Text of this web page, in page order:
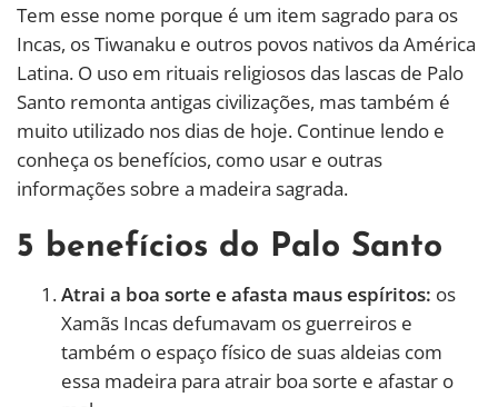
Tem esse nome porque é um item sagrado para os
Incas, os Tiwanaku e outros povos nativos da América
Latina. O uso em rituais religiosos das lascas de Palo
Santo remonta antigas civilizações, mas também é
muito utilizado nos dias de hoje. Continue lendo e
conheça os benefícios, como usar e outras
informações sobre a madeira sagrada.
5 benefícios do Palo Santo
Atrai a boa sorte e afasta maus espíritos: os
Xamãs Incas defumavam os guerreiros e
também o espaço físico de suas aldeias com
essa madeira para atrair boa sorte e afastar o